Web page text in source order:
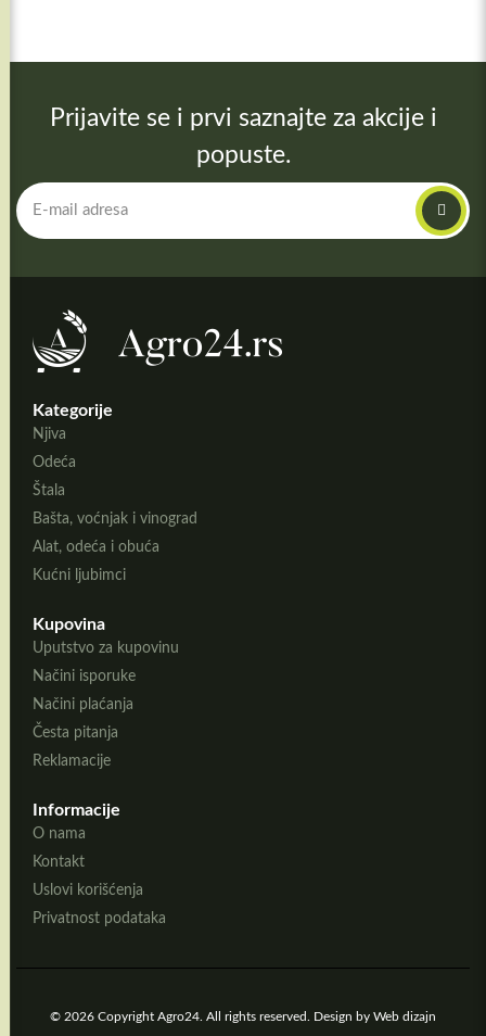
Prijavite se i prvi saznajte za akcije i
popuste.
Kategorije
Njiva
Odeća
Štala
Bašta, voćnjak i vinograd
Alat, odeća i obuća
Kućni ljubimci
Kupovina
Uputstvo za kupovinu
Načini isporuke
Načini plaćanja
Česta pitanja
Reklamacije
Informacije
O nama
Kontakt
Uslovi korišćenja
Privatnost podataka
© 2026 Copyright Agro24. All rights reserved. Design by Web dizajn